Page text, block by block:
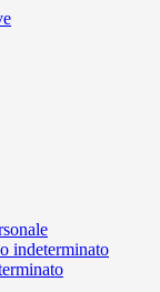
indeterminato